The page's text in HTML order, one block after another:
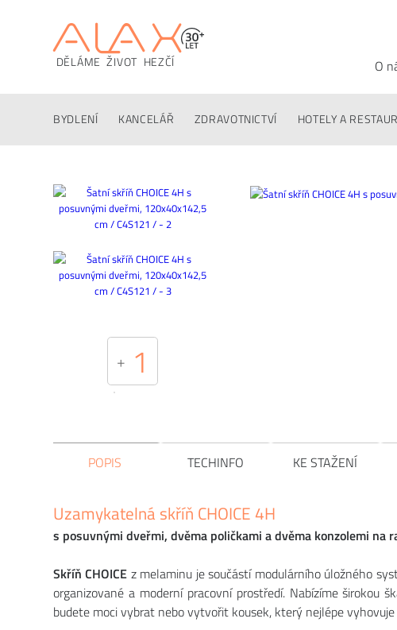
DĚLÁME ŽIVOT HEZČÍ O
BYDLENÍ KANCELÁŘ ZDRAVOTNICTVÍ HOTELY A
Alternativy
+ 1
POPIS TECHINFO KE STAŽENÍ
Uzamykatelná skříň CHOICE 4H
s posuvnými dveřmi, dvěma poličkami a dvěma konzolemi na
Skříň CHOICE z melaminu je součástí modulárního úložného
organizované a moderní pracovní prostředí. Nabízíme širokou
budete moci vybrat nebo vytvořit kousek, který nejlépe